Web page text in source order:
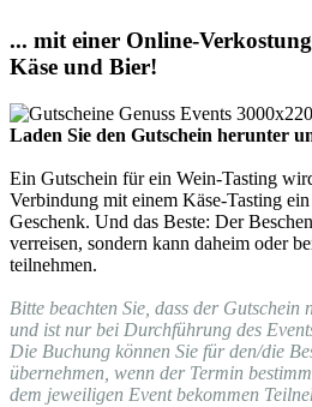
... mit einer Online-
Käse und Bier!
Laden Sie den Gutschein herunter
Ein Gutschein für ein Wein-Tasting
Verbindung mit einem Käse-Tasting
Geschenk. Und das Beste: Der
verreisen, sondern kann daheim oder
teilnehmen.
Bitte beachten Sie, dass der Gutschein
und ist nur bei Durchführung des
Die Buchung können Sie für den/die
übernehmen, wenn der Termin
dem jeweiligen Event bekommen